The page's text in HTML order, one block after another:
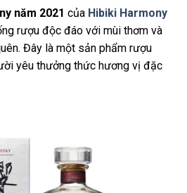
năm 2021 của Hibiki Harmony
rượu độc đáo với mùi thơm và
Đây là một sản phẩm rượu
yêu thưởng thức hương vị đặc